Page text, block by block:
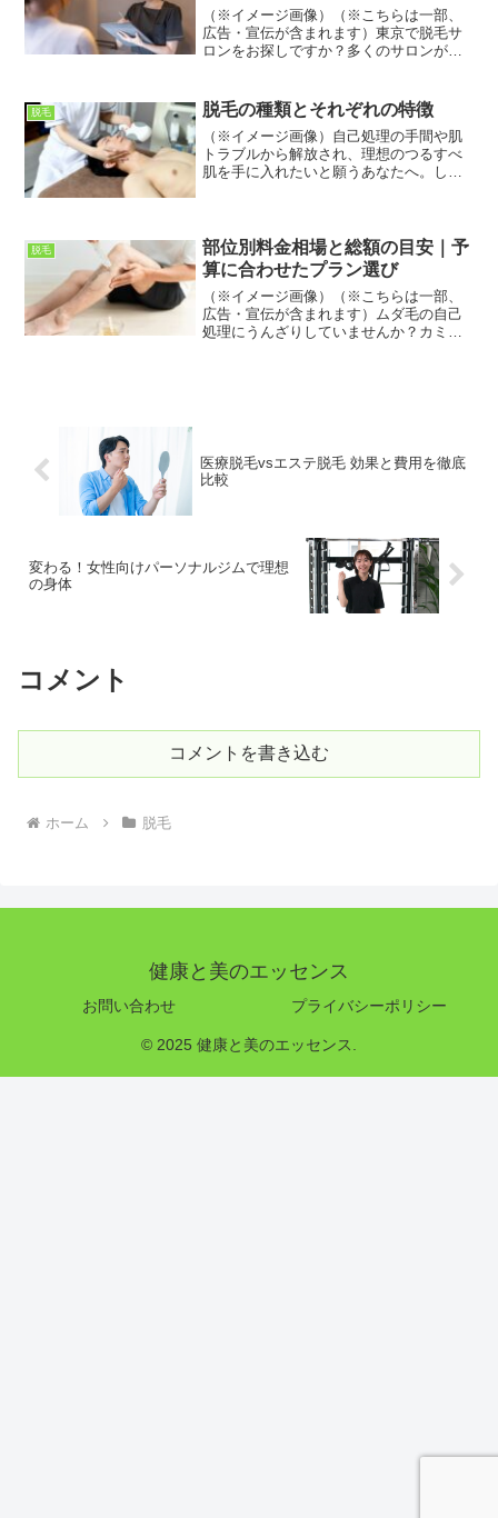
（※イメージ画像）（※こちらは一部、
広告・宣伝が含まれます）東京で脱毛サ
ロンをお探しですか？多くのサロンがあ
法、サロンの雰囲気など、気になる点は
多いですよね。この記事で...
脱毛 脱毛の種類とそれぞれの特徴
（※イメージ画像）自己処理の手間や肌
トラブルから解放され、理想のつるすべ
肌を手に入れたいと願うあなたへ。しか
の種類から費用、期間、そ...
脱毛
部位別料金相場と総額の目安｜予
算に合わせたプラン選び
（※イメージ画像）（※こちらは一部、
広告・宣伝が含まれます）ムダ毛の自己
処理にうんざりしていませんか？カミソ
医療脱毛vsエステ脱毛 効果と費用を徹底
比較
変わる！女性向けパーソナルジムで理想
の身体
コメント
コメントを書き込む
ホーム 脱毛
健康と美のエッセンス
お問い合わせ プライバシーポリシー
© 2025 健康と美のエッセンス.